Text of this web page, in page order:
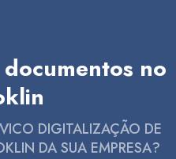
no
DIGITALIZAÇÃO DE
DA SUA EMPRESA?